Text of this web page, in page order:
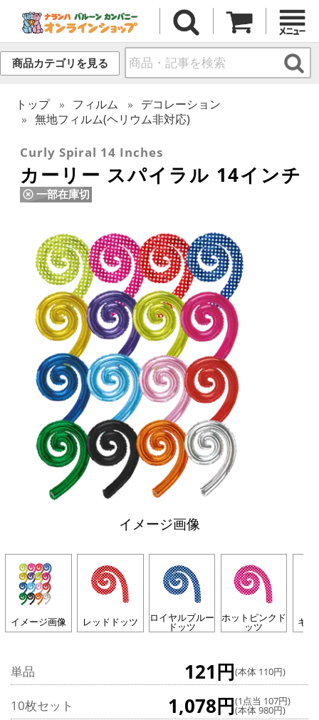
商品カテゴリを見る
トップ フィルム
デコレーション
無地フィルム(ヘリウム非対応)
Curly Spiral 14 Inches
カーリー スパイラル 14インチ
一部在庫切
イメージ画像
イメージ画像 レッドドッツ ロイヤルブルー
ドッツ
ホットピンクド
ッツ キウ
単品 121円(本体 110円)
10枚セット 1,078円(1点当 107円)
(本体 980円)